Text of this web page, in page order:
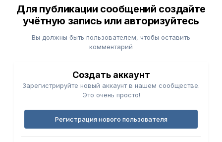
Для публикации сообщений создайте
учётную запись или авторизуйтесь
Вы должны быть пользователем, чтобы оставить
комментарий
Создать аккаунт
Зарегистрируйте новый аккаунт в нашем сообществе.
Это очень просто!
Регистрация нового пользователя